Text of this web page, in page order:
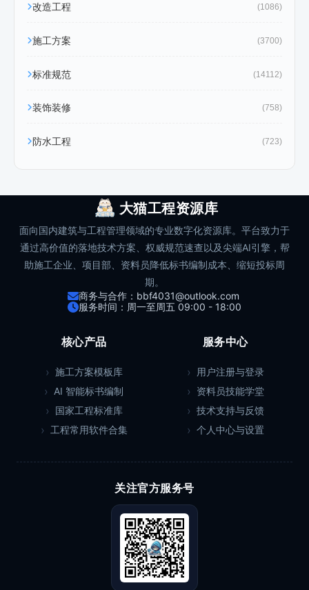
改造工程 (1086)
施工方案 (3700)
标准规范 (14112)
装饰装修 (758)
防水工程 (723)
大猫工程资源库
面向国内建筑与工程管理领域的专业数字化资源库。平台致力于
通过高价值的落地技术方案、权威规范速查以及尖端AI引擎，帮
助施工企业、项目部、资料员降低标书编制成本、缩短投标周
期。
商务与合作：bbf4031@outlook.com
服务时间：周一至周五 09:00 - 18:00
核心产品
施工方案模板库
AI 智能标书编制
国家工程标准库
工程常用软件合集
服务中心
用户注册与登录
资料员技能学堂
技术支持与反馈
个人中心与设置
关注官方服务号